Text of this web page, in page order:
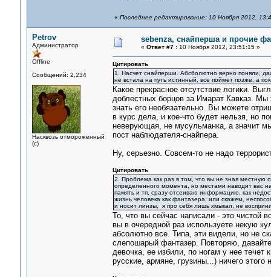
« Последнее редактирование: 10 Ноября 2012,
Petrov
Администратор
Offline
Сообщений: 2,234
Насквозь отмороженный
(с)
sebenza, снайперша и прочие
« Ответ #7 :10 Ноября 2012, 23:51:15 »
Цитировать
1. Насчет снайперши. Абсболютно верно поняли,
не встала на путь истинный, все поймет позже, а
Какое прекрасное отсутствие логики.
доблестных борцов за Имарат Кавказ. Мы
знать его необязательно. Вы можете
в курс дела, и кое-что будет нельзя, но
неверующая, не мусульманка, а значит
пост наблюдателя-снайпера.
Ну, серьезно. Совсем-то не надо
Цитировать
2. Проблема как раз в том, что вы не зная местную
определенного момента, но местами наводит вас
память и тп, сразу отсеиваю информацию, как
жизнь человека как фантазера, или скажем,
и носит линзы, я про себя лишь хмыкал, не
То, что вы сейчас написали - это чистой
вы в очередной раз используете некую
абсолютно все. Типа, эти видели, но не
слепошарый фантазер. Повторяю,
девочка, ее избили, по ногам у нее
русские, армяне, грузины...) ничего